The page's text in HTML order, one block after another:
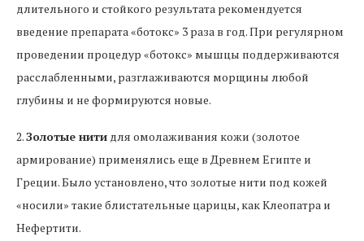
длительного и стойкого результата рекомендуется
введение препарата «ботокс» 3 раза в год. При регулярном
проведении процедур «ботокс» мышцы поддерживаются
расслабленными, разглаживаются морщины любой
глубины и не формируются новые.
2.Золотые нити для омолаживания кожи (золотое
армирование) применялись еще в Древнем Египте и
Греции. Было установлено, что золотые нити под кожей
«носили» такие блистательные царицы, как Клеопатра и
Нефертити.